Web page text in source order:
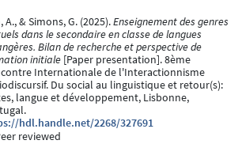
A., & Simons, G. (2025).Enseignement des genres
dans le secondaire en classe de langues
Bilan de recherche et perspective de
initiale [Paper presentation]. 8ème
Internationale de l'Interactionnisme
Du social au linguistique et retour(s):
langue et développement, Lisbonne,
hdl.handle.net/2268/327691
reviewed